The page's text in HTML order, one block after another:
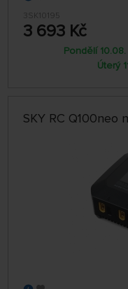
3SK10195
3 693 Kč
Pondělí
Úterý
SKY RC Q100neo